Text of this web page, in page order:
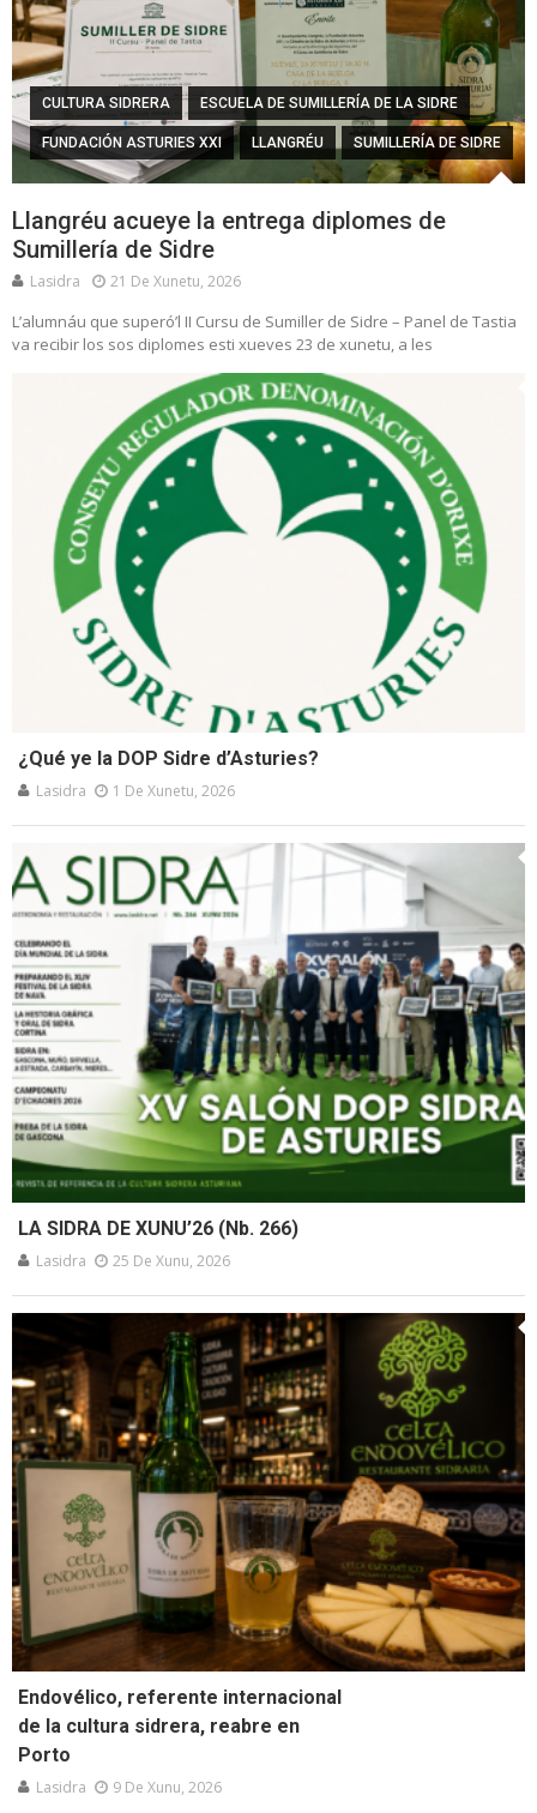
CULTURA SIDRERA ESCUELA DE SUMILLERÍA DE LA SIDRE
FUNDACIÓN ASTURIES XXI LLANGRÉU SUMILLERÍA DE SIDRE
Llangréu acueye la entrega diplomes de
Sumillería de Sidre
Lasidra 21 De Xunetu, 2026
L’alumnáu que superó’l II Cursu de Sumiller de Sidre – Panel de Tastia
va recibir los sos diplomes esti xueves 23 de xunetu, a les
¿Qué ye la DOP Sidre d’Asturies?
Lasidra 1 De Xunetu, 2026
LA SIDRA DE XUNU’26 (Nb. 266)
Lasidra 25 De Xunu, 2026
Endovélico, referente internacional
de la cultura sidrera, reabre en
Porto
Lasidra 9 De Xunu, 2026